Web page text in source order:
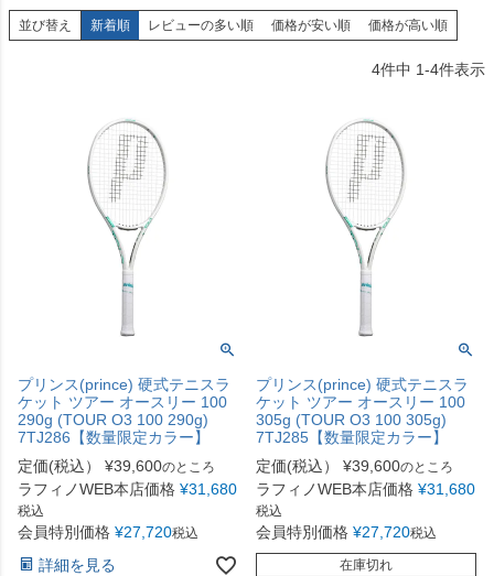
並び替え 新着順 レビューの多い順 価格が安い順 価格が高い順
4件中 1-4件表示
プリンス(prince) 硬式テニスラ
ケット ツアー オースリー 100
290g (TOUR O3 100 290g)
7TJ286【数量限定カラー】
定価(税込）
¥39,600のところ
ラフィノWEB本店価格 ¥31,680
税込
会員特別価格 ¥27,720税込
詳細を見る
プリンス(prince) 硬式テニスラ
ケット ツアー オースリー 100
305g (TOUR O3 100 305g)
7TJ285【数量限定カラー】
定価(税込）
¥39,600のところ
ラフィノWEB本店価格 ¥31,680
税込
会員特別価格 ¥27,720税込
在庫切れ